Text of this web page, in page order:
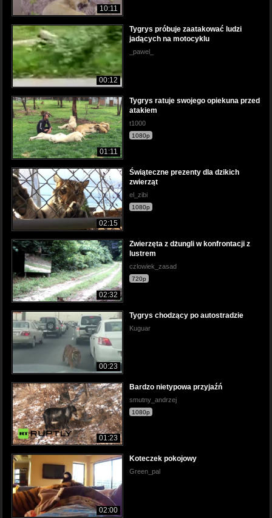
10:11
00:12
Tygrys próbuje zaatakować ludzi
jadących na motocyklu
_pawel_
01:11
Tygrys ratuje swojego opiekuna przed
atakiem
t1000
1080p
02:15
Świąteczne prezenty dla dzikich
zwierząt
el_zibi
1080p
02:32
Zwierzęta z dżungli w konfrontacji z
lustrem
czlowiek_zasad
720p
00:23
Tygrys chodzący po autostradzie
Kuguar
01:23
Bardzo nietypowa przyjaźń
smutny_andrzej
1080p
02:00
Koteczek pokojowy
Green_pal